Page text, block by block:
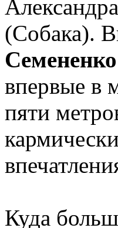
(Собака).
Семененко
впервые в
пяти
Куда